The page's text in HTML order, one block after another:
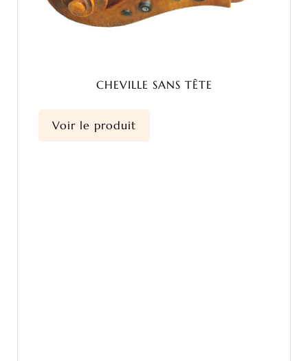
CHEVILLE SANS TÊTE
Voir le produit